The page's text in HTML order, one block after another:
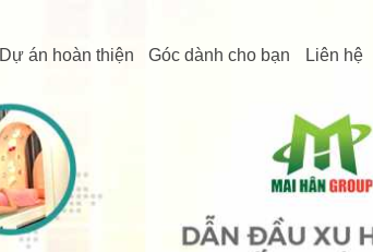
Dự án hoàn thiện Góc dành cho bạn Liên hệ